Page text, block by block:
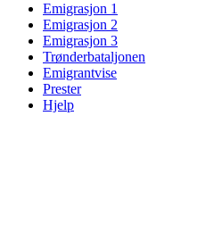
Emigrasjon 1
Emigrasjon 2
Emigrasjon 3
Trønderbataljonen
Emigrantvise
Prester
Hjelp